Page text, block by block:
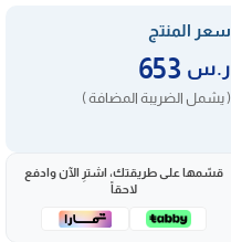
سعر المنتج
ر.س
( يشمل الضريبة المضافة )
قسّمها على طريقتك، اشترِ الآن وادفع
لاحقاً